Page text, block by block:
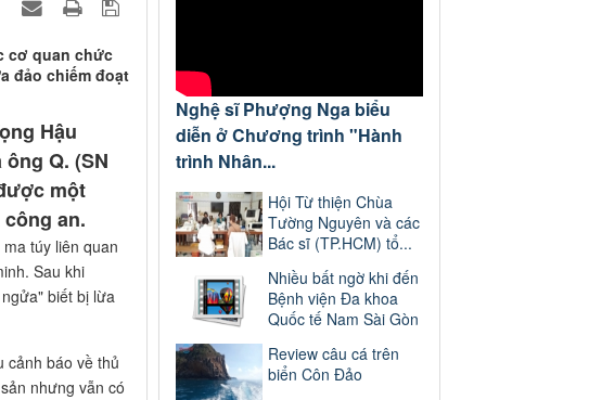
cơ quan chức
đảo chiếm đoạt
Hậu
Q. (SN
một
an.
túy liên quan
Sau khi
biết bị lừa
cảnh báo về thủ
nhưng vẫn có
Nghệ sĩ Phượng Nga biểu
diễn ở Chương trình "Hành
trình Nhân...
Hội Từ thiện Chùa
Tường Nguyên và các
Bác sĩ (TP.HCM) tổ...
Nhiều bất ngờ khi đến
Bệnh viện Đa khoa
Quốc tế Nam Sài Gòn
Review câu cá trên
biển Côn Đảo